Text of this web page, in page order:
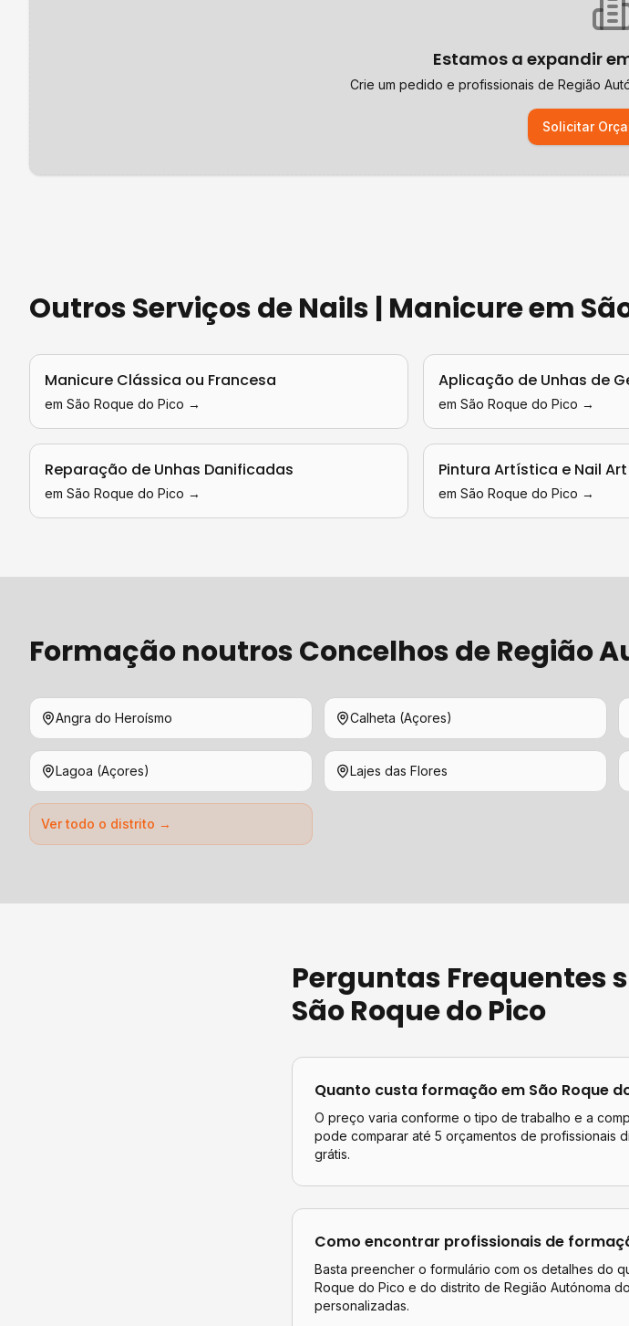
Estamos a expandir
Crie um pedido e profissionais de Região
Solicitar
Outros Serviços deNails | Manicureem
Manicure Clássica ou Francesa
em São Roque do Pico →
Aplicação de Unhas de
em São Roque do Pico →
Reparação de Unhas Danificadas
em São Roque do Pico →
Pintura Artística e Nail Art
em São Roque do Pico →
Formaçãonoutros Concelhos deRegião
Angra do Heroísmo Calheta (Açores)
Lagoa (Açores) Lajes das Flores
Ver todo o distrito →
Perguntas Frequentes
São Roque do Pico
Quanto custa formação em São Roque
O preço varia conforme o tipo de trabalho e a
pode comparar até 5 orçamentos de profissionais
grátis.
Como encontrar profissionais de
Basta preencher o formulário com os detalhes do
Roque do Pico e do distrito de Região Autónoma
personalizadas.